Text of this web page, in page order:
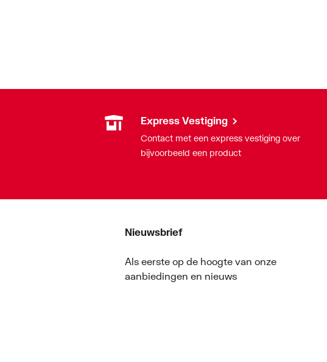
Express Vestiging
Contact met een express vestiging over
bijvoorbeeld een product
Nieuwsbrief
Als eerste op de hoogte van onze
aanbiedingen en nieuws